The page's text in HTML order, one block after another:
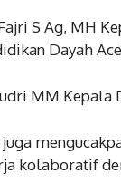
S Ag, MH
Dayah
MM Kepala
kolaboratif